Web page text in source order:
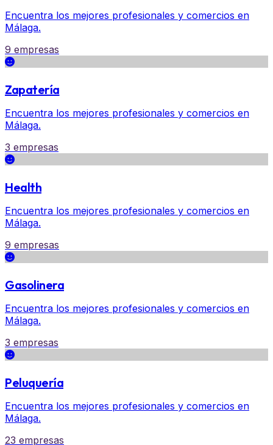
Encuentra los mejores profesionales y comercios en
Málaga.
9 empresas
Zapatería
Encuentra los mejores profesionales y comercios en
Málaga.
3 empresas
Health
Encuentra los mejores profesionales y comercios en
Málaga.
9 empresas
Gasolinera
Encuentra los mejores profesionales y comercios en
Málaga.
3 empresas
Peluquería
Encuentra los mejores profesionales y comercios en
Málaga.
23 empresas